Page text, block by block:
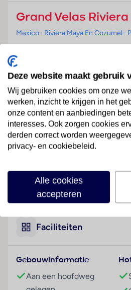
Grand Velas
Mexico · Riviera Maya En Cozumel ·
Ligging
Dit businesshotel, ideaal voor
en gezinnen, ligt in Playa del
een hoofdstraat en direct aan
dichtstbijzijnde luchthaven is
afstand bedraagt ongeveer 62
Hotelfaciliteiten
Voor de gasten staan in een
beschikking. Engelstalig
de ontvangsthal is
en uitchecken. Het
kluis, een wisselkantoor en een
het boeken van excursies. Het
meerdere voor gehandicapten
vrijetijdsbestedingen. Het
Faciliteiten
Gebouwinformatie
Aan een hoofdweg
Deze website maakt gebruik
Wij gebruiken cookies om onze
werken, inzicht te krijgen in het
onze content en aanbiedingen
interesses. Ook zorgen cookies
derden correct worden
privacy- en cookiebeleid.
Alle cookies
accepteren